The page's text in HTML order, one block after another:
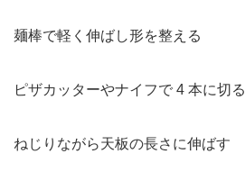
麺棒で軽く伸ばし形を整える
ピザカッターやナイフで 4 本に切る
ねじりながら天板の長さに伸ばす